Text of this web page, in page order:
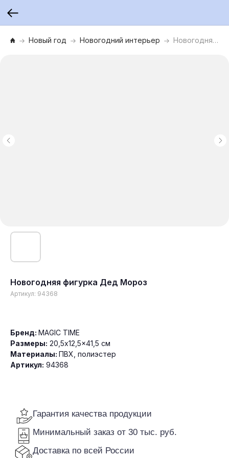
Новый год Новогодний интерьер Новогодняя фигурка Дед Мороз
Новогодняя фигурка Дед Мороз
Артикул: 94368
Бренд: MAGIC TIME
Размеры: 20,5x12,5x41,5 см
Материалы: ПВХ, полиэстер
Артикул: 94368
Гарантия качества продукции